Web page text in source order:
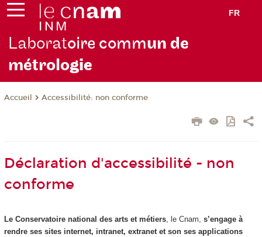
FR
Laboratoire commun de
métrologie
Accueil Accessibilité: non conforme
Déclaration d'accessibilité - non
conforme
Le Conservatoire national des arts et métiers, le Cnam, s’engage à
rendre ses sites internet, intranet, extranet et son ses applications